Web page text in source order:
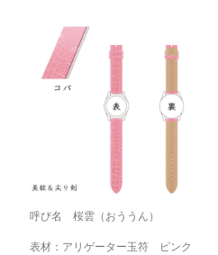
呼び名 桜雲（おううん）
表材：アリゲーター玉符 ピンク